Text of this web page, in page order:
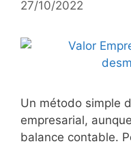
27/10/2022
Un método simple
empresarial,
balance contable.